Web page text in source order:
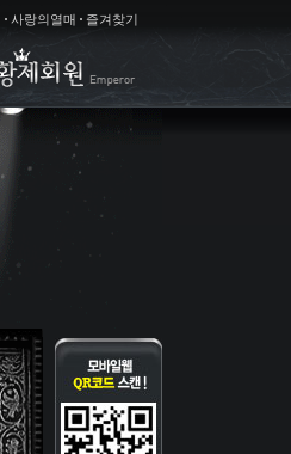
사랑의열매 즐겨찾기